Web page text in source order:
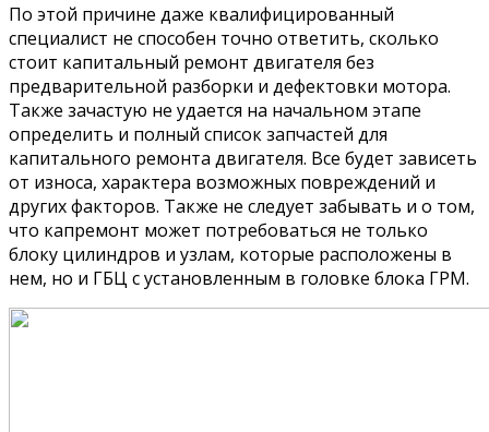
По этой причине даже квалифицированный
специалист не способен точно ответить, сколько
стоит капитальный ремонт двигателя без
предварительной разборки и дефектовки мотора.
Также зачастую не удается на начальном этапе
определить и полный список запчастей для
капитального ремонта двигателя. Все будет зависеть
от износа, характера возможных повреждений и
других факторов. Также не следует забывать и о том,
что капремонт может потребоваться не только
блоку цилиндров и узлам, которые расположены в
нем, но и ГБЦ с установленным в головке блока ГРМ.